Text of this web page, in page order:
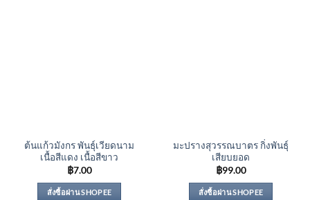
ต้นแก้วมังกร พันธุ์เวียดนาม
เนื้อสีแดง เนื้อสีขาว
฿7.00
สั่งซื้อผ่าน SHOPEE
มะปรางสุวรรณบาตร กิ่งพันธุ์
เสียบยอด
฿99.00
สั่งซื้อผ่าน SHOPEE